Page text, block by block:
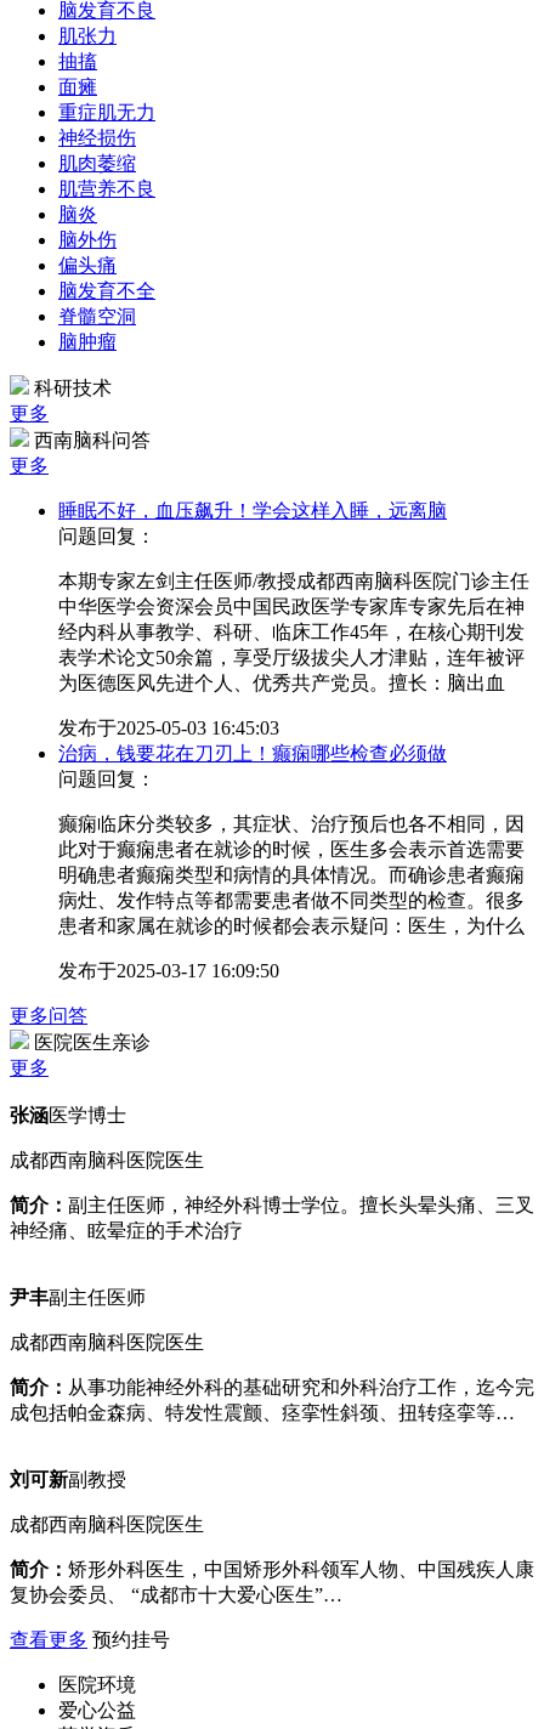
脑发育不良
肌张力
抽搐
面瘫
重症肌无力
神经损伤
肌肉萎缩
肌营养不良
脑炎
脑外伤
偏头痛
脑发育不全
脊髓空洞
脑肿瘤
科研技术
更多
西南脑科问答
更多
睡眠不好，血压飙升！学会这样入睡，远离脑
问题回复：
本期专家左剑主任医师/教授成都西南脑科医院门诊主任
中华医学会资深会员中国民政医学专家库专家先后在神
经内科从事教学、科研、临床工作45年，在核心期刊发
表学术论文50余篇，享受厅级拔尖人才津贴，连年被评
为医德医风先进个人、优秀共产党员。擅长：脑出血
发布于2025-05-03 16:45:03
治病，钱要花在刀刃上！癫痫哪些检查必须做
问题回复：
癫痫临床分类较多，其症状、治疗预后也各不相同，因
此对于癫痫患者在就诊的时候，医生多会表示首选需要
明确患者癫痫类型和病情的具体情况。而确诊患者癫痫
病灶、发作特点等都需要患者做不同类型的检查。很多
患者和家属在就诊的时候都会表示疑问：医生，为什么
发布于2025-03-17 16:09:50
更多问答
医院医生亲诊
更多
张涵医学博士
成都西南脑科医院医生
简介： 副主任医师，神经外科博士学位。擅长头晕头痛、三叉
神经痛、眩晕症的手术治疗
尹丰副主任医师
成都西南脑科医院医生
简介： 从事功能神经外科的基础研究和外科治疗工作，迄今完
成包括帕金森病、特发性震颤、痉挛性斜颈、扭转痉挛等…
刘可新副教授
成都西南脑科医院医生
简介： 矫形外科医生，中国矫形外科领军人物、中国残疾人康
复协会委员、 “成都市十大爱心医生”…
查看更多 预约挂号
医院环境
爱心公益